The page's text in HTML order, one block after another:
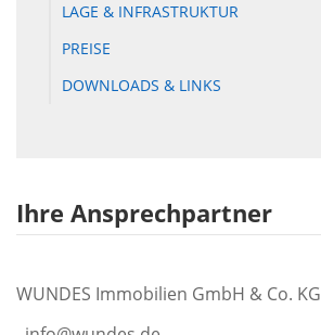
LAGE & INFRASTRUKTUR
PREISE
DOWNLOADS & LINKS
Ihre Ansprechpartner
WUNDES Immobilien GmbH & Co. KG